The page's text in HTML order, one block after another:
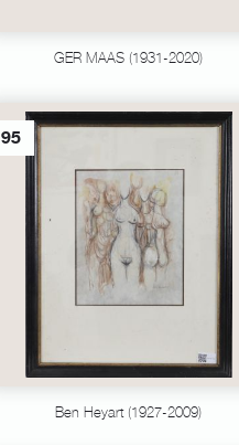
GER MAAS (1931-2020)
95
Ben Heyart (1927-2009)